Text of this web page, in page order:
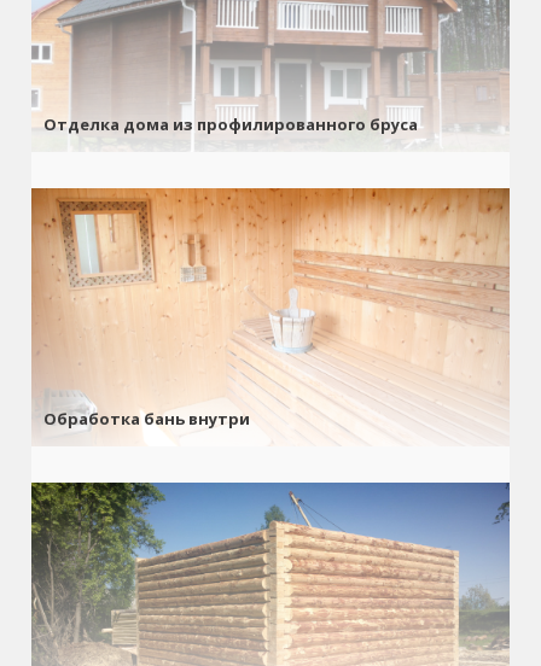
Отделка дома из профилированного бруса
Обработка бань внутри